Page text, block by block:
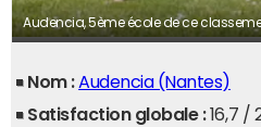
Audencia, 5ème école de ce
Nom : Audencia (Nantes)
Satisfaction globale :16,7 /